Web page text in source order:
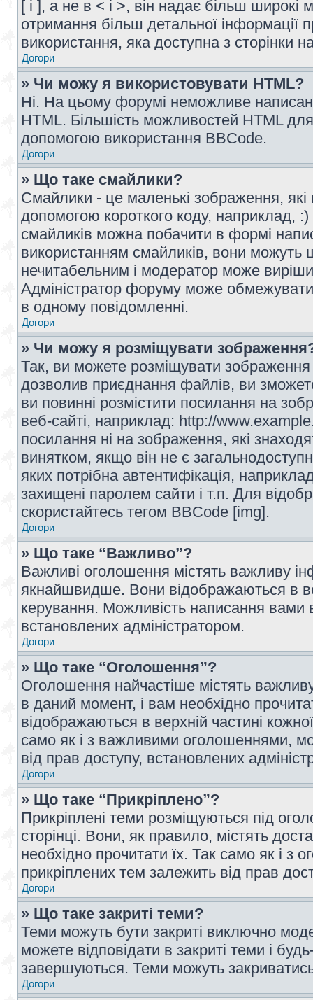
[ і ], а не в < і >, він надає більш
отримання більш детальної інформації
використання, яка доступна з сторінки
Догори
» Чи можу я використовувати HTML?
Ні. На цьому форумі неможливе
HTML. Більшість можливостей HTML
допомогою використання BBCode.
Догори
» Що таке смайлики?
Смайлики - це маленькі зображення, які
допомогою короткого коду, наприклад,
смайликів можна побачити в формі
використанням смайликів, вони
нечитабельним і модератор може
Адміністратор форуму може обмежувати
в одному повідомленні.
Догори
» Чи можу я розміщувати
Так, ви можете розміщувати
дозволив приєднання файлів, ви
ви повинні розмістити посилання на
веб-сайті, наприклад: http://
посилання ні на зображення, які
винятком, якщо він не є
яких потрібна автентифікація,
захищені паролем сайти і т.п. Для
скористайтесь тегом BBCode [img].
Догори
» Що таке “Важливо”?
Важливі оголошення містять важливу
якнайшвидше. Вони відображаються в
керування. Можливість написання
встановлених адміністратором.
Догори
» Що таке “Оголошення”?
Оголошення найчастіше містять
в даний момент, і вам необхідно
відображаються в верхній частині
само як і з важливими оголошеннями,
від прав доступу, встановлених
Догори
» Що таке “Прикріплено”?
Прикріплені теми розміщуються під
сторінці. Вони, як правило, містять
необхідно прочитати їх. Так само як і
прикріплених тем залежить від прав
Догори
» Що таке закриті теми?
Теми можуть бути закриті виключно
можете відповідати в закриті теми і
завершуються. Теми можуть
Догори